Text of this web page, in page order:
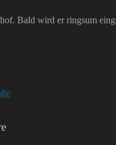
Bald wird er ringsum